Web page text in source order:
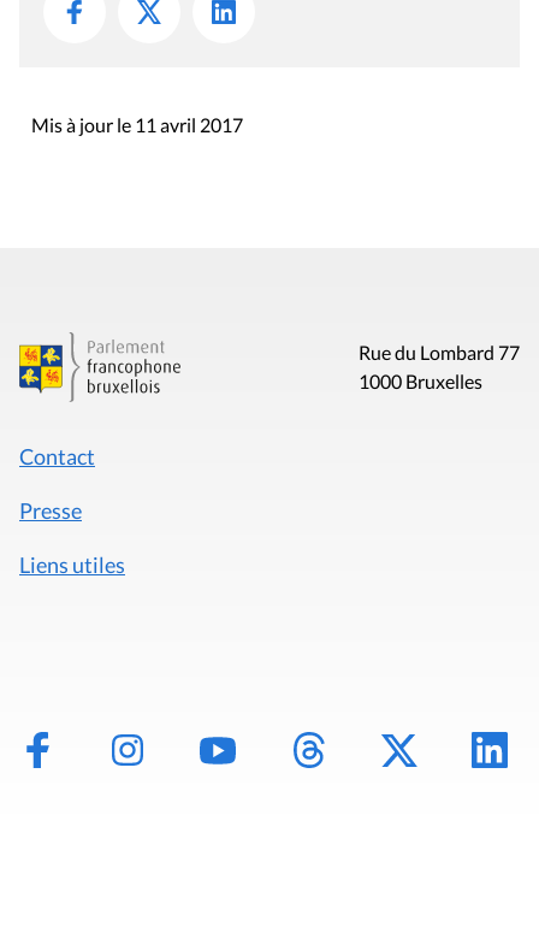
Mis à jour le 11 avril 2017
Rue du Lombard 77
1000 Bruxelles
Contact
Presse
Liens utiles